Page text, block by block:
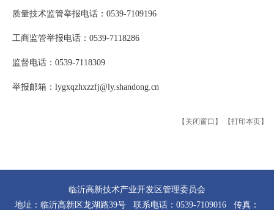
质量技术监管举报电话：0539-7109196
工商监管举报电话：0539-7118286
监督电话：0539-7118309
举报邮箱：lygxqzhxzzfj@ly.shandong.cn
【关闭窗口】 【打印本页】
临沂高新技术产业开发区管理委员会
地址：临沂高新区龙湖路39号 联系电话：0539-7109016 传真：